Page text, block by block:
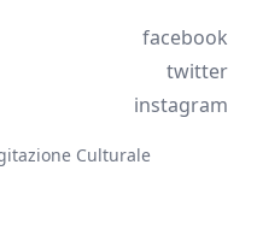
facebook
twitter
instagram
Culturale